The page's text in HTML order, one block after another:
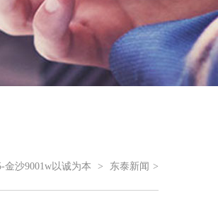
金沙9001w以诚为本 > 东泰新闻 >